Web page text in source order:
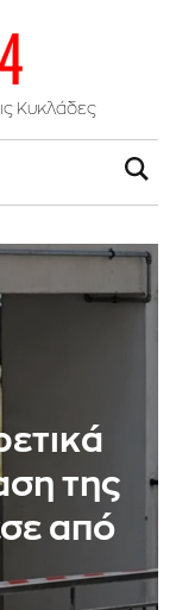
Κυκλάδες
της
από